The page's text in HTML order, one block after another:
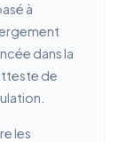
à
dans la
de
les